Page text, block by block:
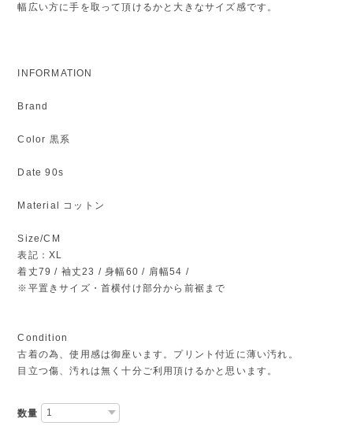
幅広い方に手を取って頂けるかと大きなサイズ感です。
INFORMATION
Brand
Color 黒系
Date 90s
Material コットン
Size/CM
表記：XL
着丈79 / 袖丈23 / 身幅60 / 肩幅54 /
※平置きサイズ・首横付け部分から前裾まで
Condition
古着の為、使用感は御座います。プリント付近に薄い汚れ。
目立つ傷、汚れは無く十分ご利用頂けるかと思います。
数量